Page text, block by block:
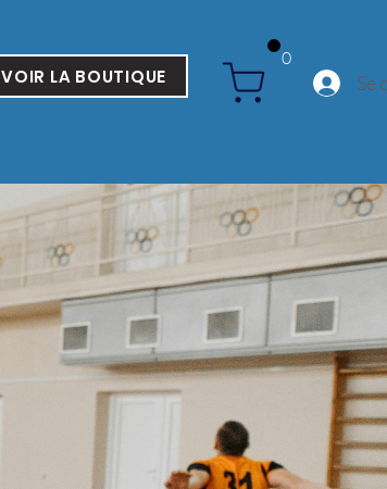
VOIR LA BOUTIQUE
0
Se